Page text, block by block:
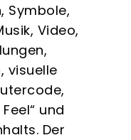
Symbole,
Video,
visuelle
und
Der